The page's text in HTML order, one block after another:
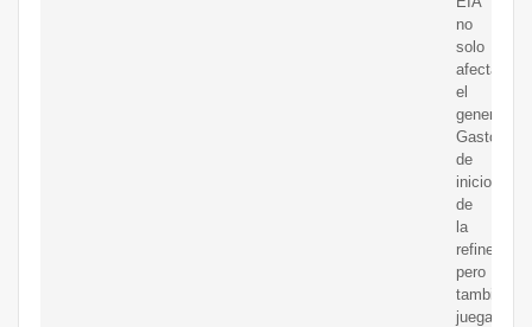
no
solo
afectan
el
general
Gastos
de
inicio
de
la
refinería,
pero
también
juegan